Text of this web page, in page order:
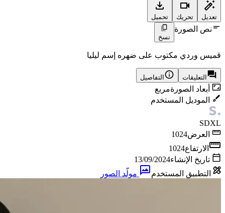
تعديل تحريك تحميل
نص الصورة
نسخ
قميس وردي مكتوب على ضهره إسم ليليا
التعليقات التفاصيل
أبعاد الصورةمربع
الموديل المستخدم
SDXL
العرض1024
الارتفاع1024
تاريخ الإنشاء13/09/2024
التطبيق المستخدم
مولّد الصور